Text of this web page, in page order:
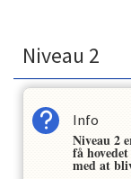
Niveau 2
Info
Niveau 2
få
med at